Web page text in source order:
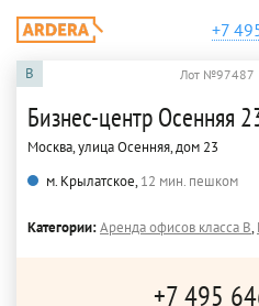
+7
B Лот №97487
Бизнес-центр Осенняя
Москва, улица Осенняя, дом 23
м. Крылатское,12 мин. пешком
Категории:Аренда офисов класса B,
+7 495